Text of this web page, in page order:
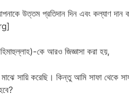
উত্তম প্রতিদান দিন এবং কল্যাণ দান
কে আরও জিজ্ঞাসা করা হয়,
মাঝে সায়ি করেছি। কিন্তু আমি সাফা